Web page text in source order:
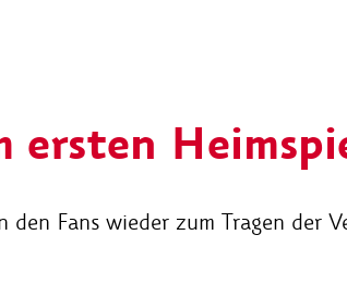
Fans wieder zum Tragen der